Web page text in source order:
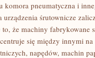
komora pneumatyczna i
urządzenia śrutownicze
że machiny fabrykowane
się między innymi
napędów, machin